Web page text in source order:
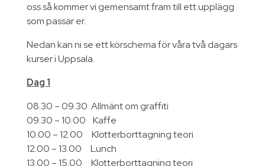
oss så kommer vi gemensamt fram till ett upplägg
som passar er.
Nedan kan ni se ett körschema för våra två dagars
kurser i Uppsala.
Dag 1
08.30 – 09.30 Allmänt om graffiti
09.30 – 10.00 Kaffe
10.00 – 12.00 Klotterborttagning teori
12.00 – 13.00 Lunch
13.00 – 15.00 Klotterborttagning teori